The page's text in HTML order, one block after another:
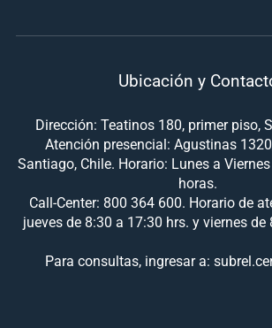
Ubicación y
Dirección: Teatinos 180, primer piso,
Atención presencial: Agustinas
Santiago, Chile. Horario: Lunes a
horas.
Call-Center: 800 364 600. Horario de
jueves de 8:30 a 17:30 hrs. y viernes de
Para consultas, ingresar a: